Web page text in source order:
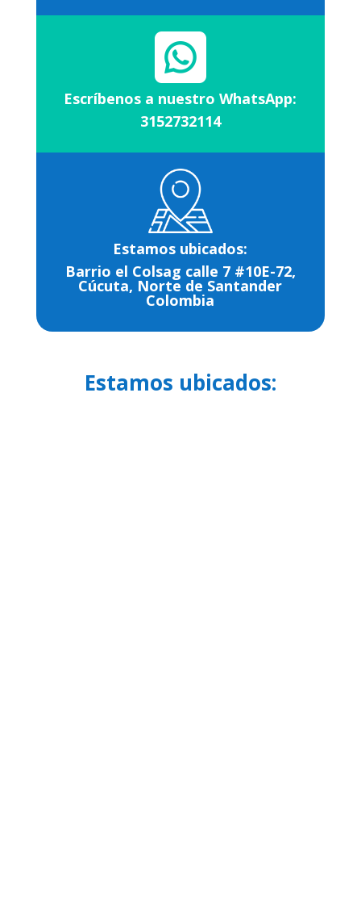
Escríbenos a nuestro WhatsApp:
3152732114
Estamos ubicados:
Barrio el Colsag calle 7 #10E-72,
Cúcuta, Norte de Santander
Colombia
Estamos ubicados: